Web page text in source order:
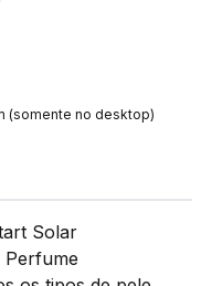
(somente no desktop)
Solar
Perfume